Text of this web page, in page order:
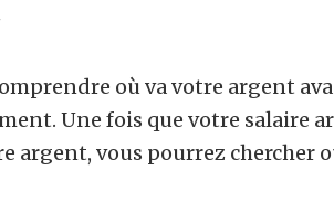
où va votre argent
Une fois que votre salaire
argent, vous pourrez chercher